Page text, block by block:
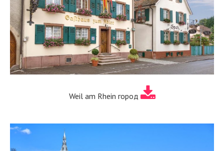
Weil am Rhein город